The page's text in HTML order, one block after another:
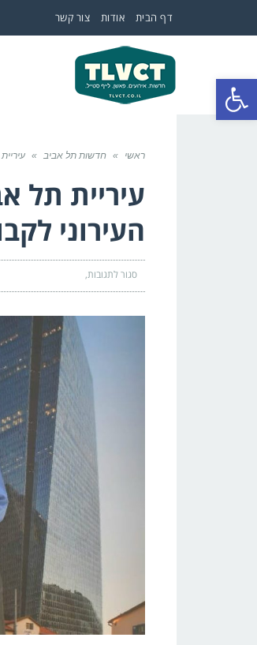
פתח סרגל נגישות
דף הבית אודות צור קשר
ראשי » חדשות תל אביב »
עיריית תל
העירוני
סגור לתגובותעל
עיריית
תל
את
אות
הקיימות
העירוני
לקבוצת
עזריאלי